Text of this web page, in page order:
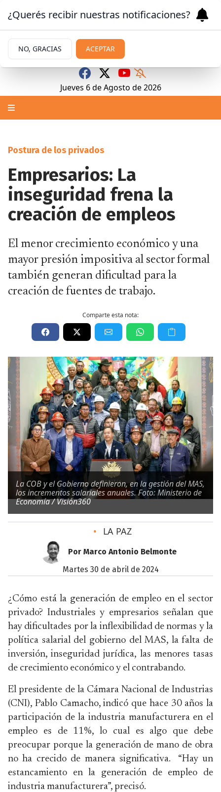
Jueves 6 de Agosto de 2026
Postura de los privados
Empresarios: La
inseguridad frena la
creación de empleos
El menor crecimiento económico y una
mayor presión impositiva al sector formal
también generan dificultad para la
creación de fuentes de trabajo.
Comparte esta nota:
La COB y el Gobierno definieron, en la gestión del MAS,
los incrementos salariales anuales. Foto: Ministerio de
Economía / Visión360
• LA PAZ
Por Marco Antonio Belmonte
martes 30 de abril de 2024
¿Cómo está la generación de empleo en el sector
privado? Industriales y empresarios señalan que
hay dificultades por la inflexibilidad de normas y la
política salarial del gobierno del MAS, la falta de
inversión, inseguridad jurídica, las menores tasas
de crecimiento económico y el contrabando.
El presidente de la Cámara Nacional de Industrias
(CNI), Pablo Camacho, indicó que hace 30 años la
participación de la industria manufacturera en el
empleo es de 11%, lo cual es algo que debe
preocupar porque la generación de mano de obra
no ha crecido de manera significativa. “Hay un
estancamiento en la generación de empleo de
industria manufacturera”, precisó.
¿Querés recibir nuestras notificaciones?
NO, GRACIAS ACEPTAR